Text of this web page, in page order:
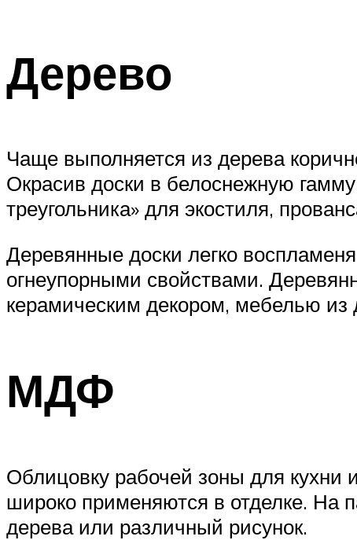
Дерево
Чаще выполняется из дерева
Окрасив доски в белоснежную
треугольника» для экостиля,
Деревянные доски легко
огнеупорными свойствами.
керамическим декором, мебелью
МДФ
Облицовку рабочей зоны для кухни
широко применяются в отделке. На
дерева или различный рисунок.